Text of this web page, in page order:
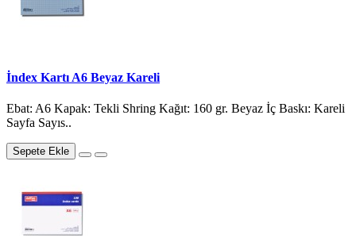
İndex Kartı A6 Beyaz Kareli
Ebat: A6 Kapak: Tekli Shring Kağıt: 160 gr. Beyaz İç Baskı: Kareli
Sayfa Sayıs..
Sepete Ekle